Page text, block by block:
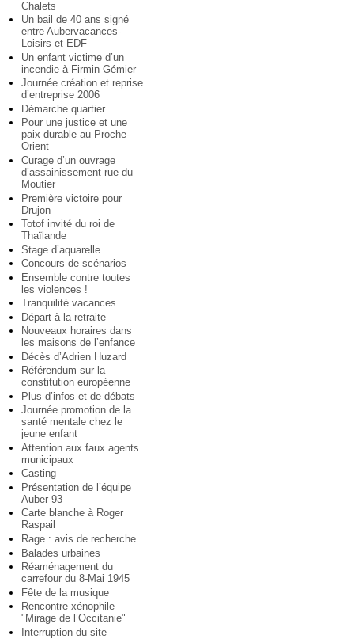
Chalets
Un bail de 40 ans signé
entre Aubervacances-
Loisirs et EDF
Un enfant victime d’un
incendie à Firmin Gémier
Journée création et reprise
d’entreprise 2006
Démarche quartier
Pour une justice et une
paix durable au Proche-
Orient
Curage d’un ouvrage
d’assainissement rue du
Moutier
Première victoire pour
Drujon
Totof invité du roi de
Thaïlande
Stage d’aquarelle
Concours de scénarios
Ensemble contre toutes
les violences !
Tranquilité vacances
Départ à la retraite
Nouveaux horaires dans
les maisons de l’enfance
Décès d’Adrien Huzard
Référendum sur la
constitution européenne
Plus d’infos et de débats
Journée promotion de la
santé mentale chez le
jeune enfant
Attention aux faux agents
municipaux
Casting
Présentation de l’équipe
Auber 93
Carte blanche à Roger
Raspail
Rage : avis de recherche
Balades urbaines
Réaménagement du
carrefour du 8-Mai 1945
Fête de la musique
Rencontre xénophile
"Mirage de l’Occitanie"
Interruption du site